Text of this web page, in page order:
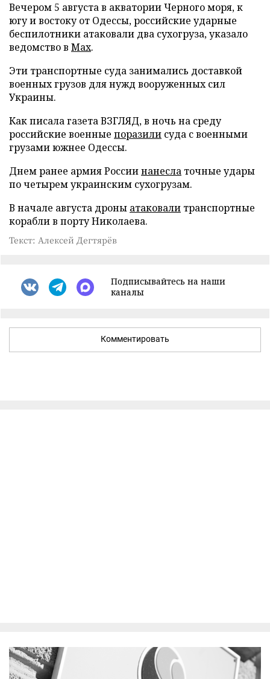
Вечером 5 августа в акватории Черного моря, к
югу и востоку от Одессы, российские ударные
беспилотники атаковали два сухогруза, указало
ведомство в Max.
Эти транспортные суда занимались доставкой
военных грузов для нужд вооруженных сил
Украины.
Как писала газета ВЗГЛЯД, в ночь на среду
российские военные поразили суда с военными
грузами южнее Одессы.
Днем ранее армия Россиинанесла точные удары
по четырем украинским сухогрузам.
В начале августа дроны атаковали транспортные
корабли в порту Николаева.
Текст: Алексей Дегтярёв
Подписывайтесь на наши
каналы
Комментировать